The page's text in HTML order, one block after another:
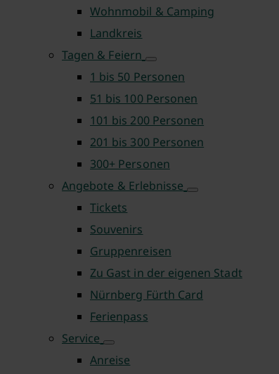
Wohnmobil & Camping
Landkreis
Tagen & Feiern
1 bis 50 Personen
51 bis 100 Personen
101 bis 200 Personen
201 bis 300 Personen
300+ Personen
Angebote & Erlebnisse
Tickets
Souvenirs
Gruppenreisen
Zu Gast in der eigenen Stadt
Nürnberg Fürth Card
Ferienpass
Service
Anreise